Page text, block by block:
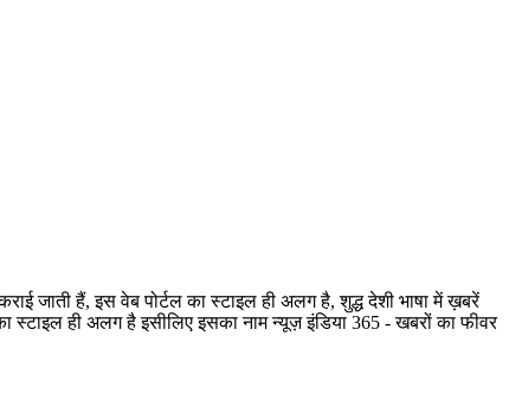
जाती हैं, इस वेब पोर्टल का स्टाइल ही अलग है, शुद्ध देशी भाषा में ख़बरें
ही अलग है इसीलिए इसका नाम न्यूज़ इंडिया 365 - खबरों का फीवर